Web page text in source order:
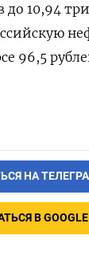
до 10,94
96,5
НА
В GOOGLE